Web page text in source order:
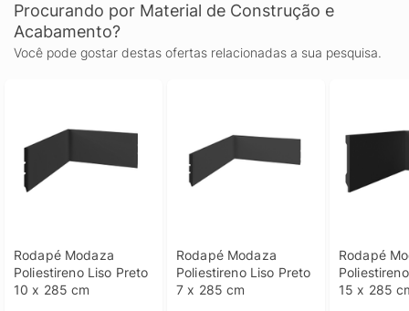
Procurando por Material de Construção e
Acabamento?
Você pode gostar destas ofertas relacionadas a sua pesquisa.
Rodapé Modaza
Poliestireno Liso Preto
10 x 285 cm
Rodapé Modaza
Poliestireno Liso Preto
7 x 285 cm
Rodapé
15 x 285